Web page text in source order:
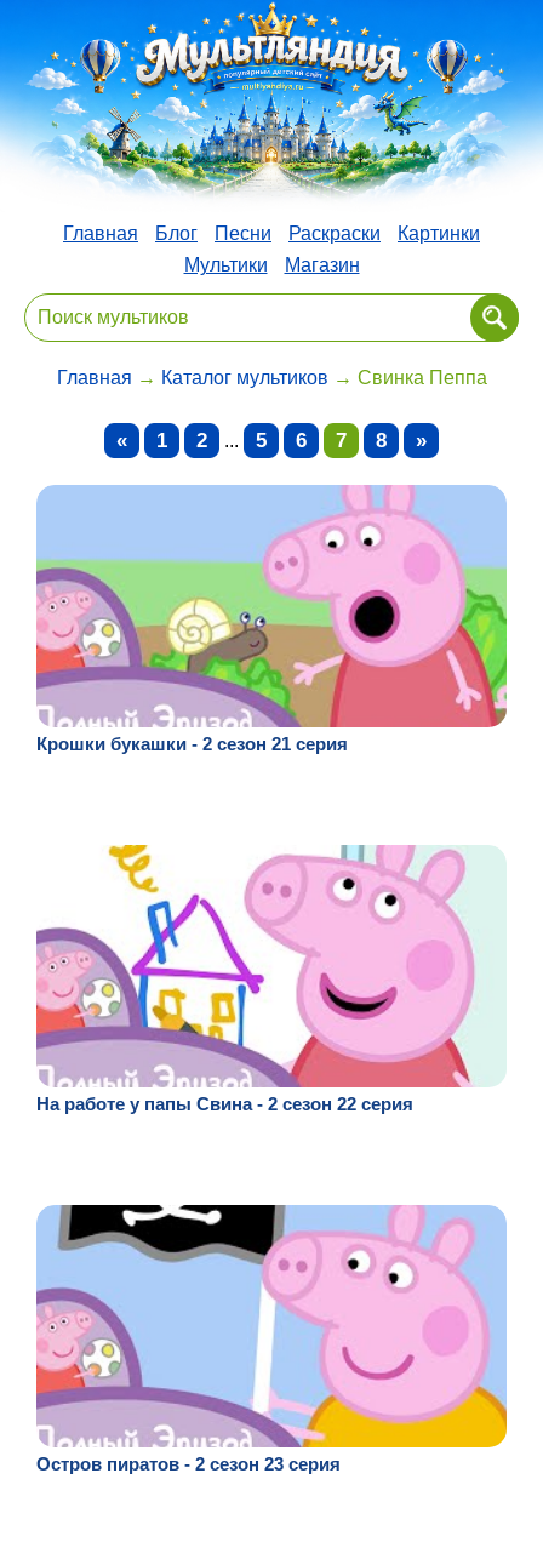
Главная Блог Песни Раскраски
Картинки
Мультики
Магазин
Главная → Каталог мультиков → Свинка Пеппа
« 1 2 ... 5 6 7 8 »
Крошки букашки - 2 сезон 21 серия
На работе у папы Свина - 2 сезон 22 серия
Остров пиратов - 2 сезон 23 серия